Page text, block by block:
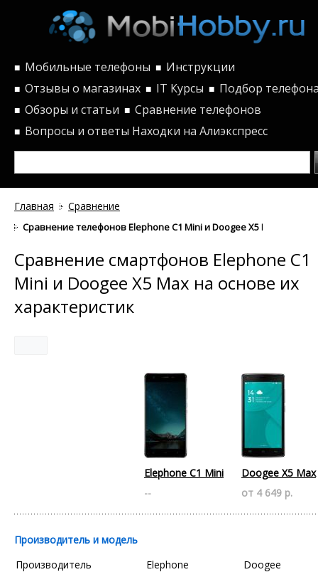
■ Мобильные телефоны ■ Инструкции
■ Отзывы о магазинах ■ IT Курсы ■ Подбор
■ Обзоры и статьи ■ Сравнение телефонов
■ Вопросы и ответы Находки на Алиэкспресс
Главная Сравнение
Сравнение телефонов Elephone C1 Mini и Doogee X5 Max по
Сравнение смартфонов Elephone C1
Mini и Doogee X5 Max на основе их
характеристик
Elephone C1 Mini
--
Doogee X5 Max
от 4 649 р.
Производитель и модель
Производитель
Elephone
Doogee